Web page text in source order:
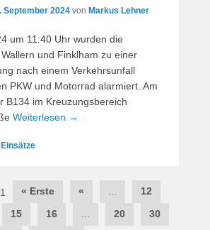
September 2024 von Markus Lehner
um 11:40 Uhr wurden die
und Finklham zu einer
nach einem Verkehrsunfall
PKW und Motorrad alarmiert. Am
B134 im Kreuzungsbereich
Weiterlesen →
Einsätze
« Erste «
12
15 16 20
30